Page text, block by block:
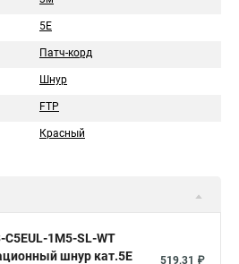
5Е
Патч-корд
Шнур
FTP
Красный
C5EUL-1M5-SL-WT
шнур кат.5E
519,31 ₽